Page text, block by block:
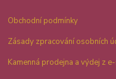
Obchodní podmínky
Zásady zpracování osobních
Kamenná prodejna a výdej z